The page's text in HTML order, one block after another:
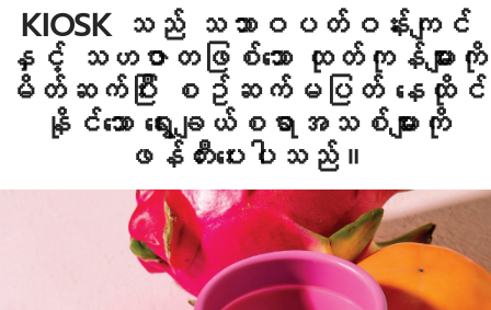
KIOSK သည် သဘာဝပတ်ဝန်းကျင်
နှင့် သဟဇာတဖြစ်သော ထုတ်ကုန်များကို
မိတ်ဆက်ပြီး စဥ်ဆက်မပြတ် နေထိုင်
နိုင်သော ရွေးချယ်စရာအသစ်များကို
ဖန်တီးပေးပါသည်။